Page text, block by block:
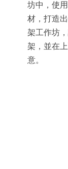
坊中，使
材，打造
架工作坊
架，並在
意。